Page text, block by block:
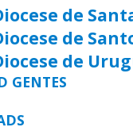
de
de
de
GENTES